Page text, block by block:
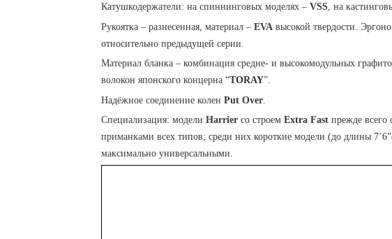
Катушкодержатели: на спиннинговых моделях – VSS, на
Рукоятка – разнесенная, материал – EVA высокой твердости.
относительно предыдущей серии.
Материал бланка – комбинация средне- и высокомодульных
волокон японского концерна “TORAY”.
Надёжное соединение колен Put Over.
Специализация: модели Harrier со строем Extra Fast прежде
приманками всех типов; среди них короткие модели (до длины
максимально универсальными.